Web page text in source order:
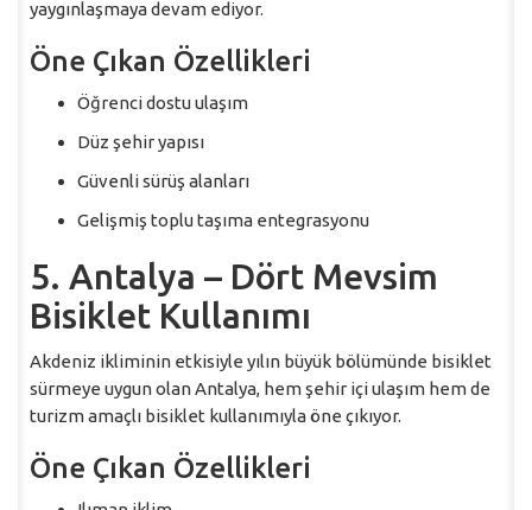
yaygınlaşmaya devam ediyor.
Öne Çıkan Özellikleri
Öğrenci dostu ulaşım
Düz şehir yapısı
Güvenli sürüş alanları
Gelişmiş toplu taşıma entegrasyonu
5. Antalya – Dört Mevsim
Bisiklet Kullanımı
Akdeniz ikliminin etkisiyle yılın büyük bölümünde bisiklet
sürmeye uygun olan Antalya, hem şehir içi ulaşım hem de
turizm amaçlı bisiklet kullanımıyla öne çıkıyor.
Öne Çıkan Özellikleri